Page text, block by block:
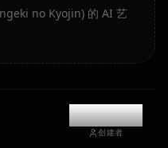
no Kyojin) 的 AI 艺
@kanashi
创建者